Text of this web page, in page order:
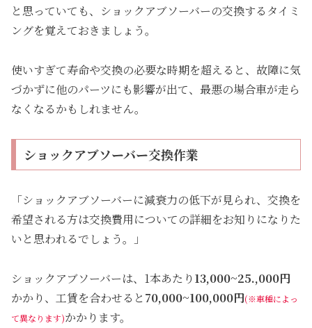
と思っていても、ショックアブソーバーの交換するタイミ
ングを覚えておきましょう。
使いすぎて寿命や交換の必要な時期を超えると、故障に気
づかずに他のパーツにも影響が出て、最悪の場合車が走ら
なくなるかもしれません。
ショックアブソーバー交換作業
「ショックアブソーバーに減衰力の低下が見られ、交換を
希望される方は交換費用についての詳細をお知りになりた
いと思われるでしょう。」
ショックアブソーバーは、1本あたり 13,000~25.,000円
かかり、工賃を合わせると70,000~100,000円(※車種によっ
て異なります)かかります。